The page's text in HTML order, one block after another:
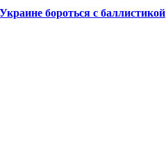
бороться с баллистикой